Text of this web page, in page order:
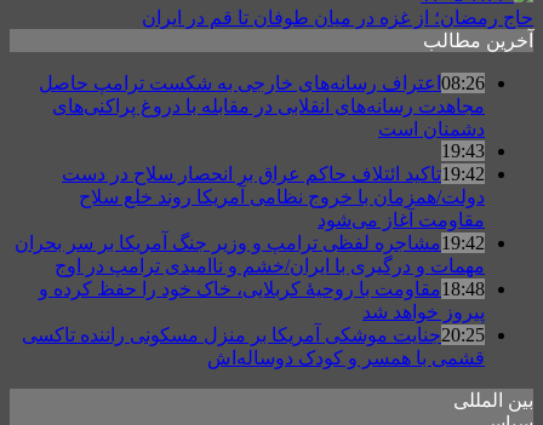
حاج رمضان؛ از غزه در میان طوفان تا قم در ایران
آخرین مطالب
08:26 اعتراف رسانه‌های خارجی به شکست ترامپ حاصل
مجاهدت رسانه‌های انقلابی در مقابله با دروغ پراکنی‌های
دشمنان است
19:43
19:42تاکید ائتلاف حاکم عراق بر انحصار سلاح در دست
دولت/همزمان با خروج نظامی آمریکا روند خلع سلاح
مقاومت آغاز می‌شود
19:42مشاجره لفظی ترامپ و وزیر جنگ آمریکا بر سر بحران
مهمات و درگیری با ایران/خشم و ناامیدی ترامپ در اوج
18:48مقاومت با روحیهٔ کربلایی، خاک خود را حفظ کرده و
پیروز خواهد شد
20:25جنایت موشکی آمریکا بر منزل مسکونی راننده تاکسی
قشمی با همسر و کودک دوساله‌اش
بین المللی